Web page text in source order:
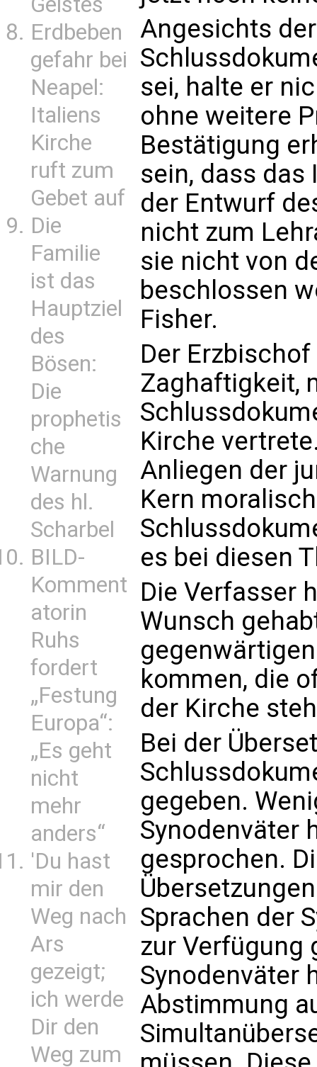
Erdbeben
gefahr bei
Neapel:
Italiens
Kirche
ruft zum
Gebet auf
Die
Familie
ist das
Hauptziel
des
Bösen:
Die
prophetis
che
Warnung
des hl.
Scharbel
BILD-
Komment
atorin
Ruhs
fordert
„Festung
Europa“:
„Es geht
nicht
mehr
anders“
'Du hast
mir den
Weg nach
Ars
gezeigt;
ich werde
Dir den
Weg zum
Angesichts
sei, halte er
ohne weitere
Bestätigung
sein, dass
der Entwurf
nicht zum
sie nicht von
beschlossen
Fisher.
Der
Kirche
Anliegen der
Kern
es bei diesen
Die Verfasser
Wunsch
kommen, die
der Kirche
Bei der
gegeben.
Synodenväter
gesprochen.
Sprachen der
zur Verfügung
Synodenväter
Abstimmung